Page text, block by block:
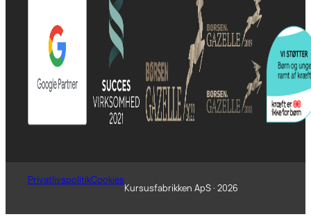
PrivatlivspolitikCookies
Kursusfabrikken ApS · 2026